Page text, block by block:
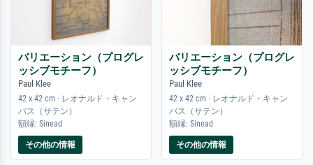
バリエーション（プログレ
ッシブモチーフ）
Paul Klee
42 x 42 cm · レオナルド・キャン
バス（サテン）
額縁: Sinead
その他の情報
バリエーション（プログレ
ッシブモチーフ）
Paul Klee
42 x 42 cm · レオナルド・キャン
バス（サテン）
額縁: Sinead
その他の情報